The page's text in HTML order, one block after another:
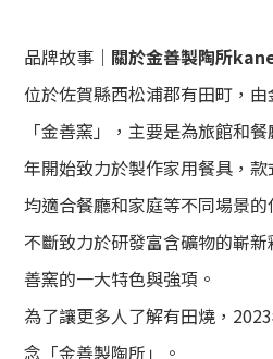
品牌故事｜ 關於金善製陶所
位於佐賀縣西松浦郡有田町，
「金善窯」，主要是為旅館和
年開始致力於製作家用餐具，
均適合餐廳和家庭等不同場景
不斷致力於研發富含礦物的嶄
善窯的一大特色與強項。
為了讓更多人了解有田燒，
念「金善製陶所」。